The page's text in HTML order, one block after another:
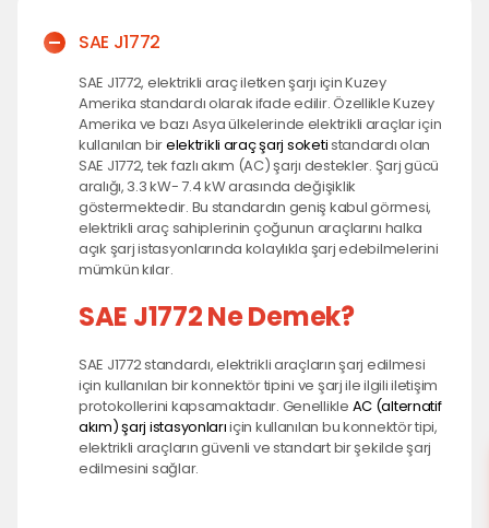
Oteller için Şarj İstasyonu
Otoparklar için Şarj İstasyonu
Oto Servisler için Şarj İstasyonu
Restoran ve Dinlenme Tesisleri için Şarj İstasyonu
Mobil Uygulama
Elektrikli Araba Sözlüğü
Sıkça Sorulan Sorular
SAE J1772
SAE J1772, elektrikli araç iletken şarjı için Kuzey
Amerika standardı olarak ifade edilir. Özellikle Kuzey
Amerika ve bazı Asya ülkelerinde elektrikli araçlar için
kullanılan birelektrikli araç şarj soketistandardı olan
SAE J1772, tek fazlı akım (AC) şarjı destekler. Şarj gücü
aralığı, 3.3 kW- 7.4 kW arasında değişiklik
göstermektedir. Bu standardın geniş kabul görmesi,
elektrikli araç sahiplerinin çoğunun araçlarını halka
açık şarj istasyonlarında kolaylıkla şarj edebilmelerini
mümkün kılar.
SAE J1772 Ne Demek?
SAE J1772 standardı, elektrikli araçların şarj edilmesi
için kullanılan bir konnektör tipini ve şarj ile ilgili iletişim
protokollerini kapsamaktadır. Genellikle AC (alternatif
akım) şarj istasyonlarıiçin kullanılan bu konnektör tipi,
elektrikli araçların güvenli ve standart bir şekilde şarj
edilmesini sağlar.